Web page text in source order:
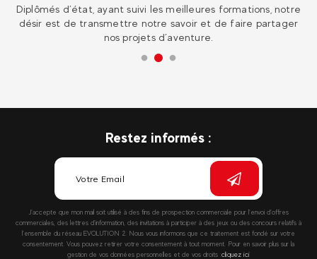
Rendez-vous dans une de nos 30 destinations en France et
à l’étranger pour une expérience hors du commun!
Restez informés :
J’accepte que mon mail soit utilisé à des fins de prospection commerciale pour l’envoi d’offres
commerciales, des lettres d’information, des invitations à participer à des jeux ou des concours relatifs à
l’ensemble du réseau EVOLUTION 2. Nous vous informons que ce traitement est fondé sur votre
consentement. Vous pouvez retirer votre consentement à tout moment. Pour en savoir plus sur la
gestion de vos données personnelles et de vos droits :cliquez ici